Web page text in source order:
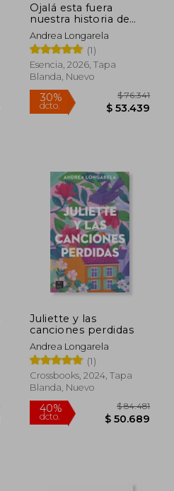
30%
50%
dcto.
Ojalá esta fuera
nuestra historia de
amor
Andrea Longarela
(1)
Esencia, 2026, Tapa
Blanda, Nuevo
Juliette y las
canciones perdidas
Andrea Longarela
(1)
Crossbooks, 2024, Tapa
Blanda, Nuevo